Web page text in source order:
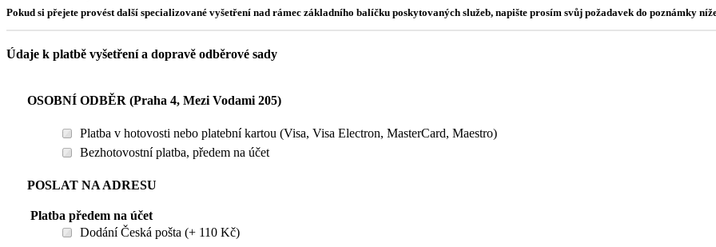
Pokud si přejete provést další specializované vyšetření nad rámec základního balíčku poskytovaných služeb, napište prosím svůj požadavek do poznámky
Údaje k platbě vyšetření a dopravě odběrové sady
OSOBNÍ ODBĚR (Praha 4, Mezi Vodami 205)
Platba v hotovosti nebo platební kartou (Visa, Visa Electron, MasterCard, Maestro)
Bezhotovostní platba, předem na účet
POSLAT NA ADRESU
Platba předem na účet
Dodání Česká pošta (+ 110 Kč)